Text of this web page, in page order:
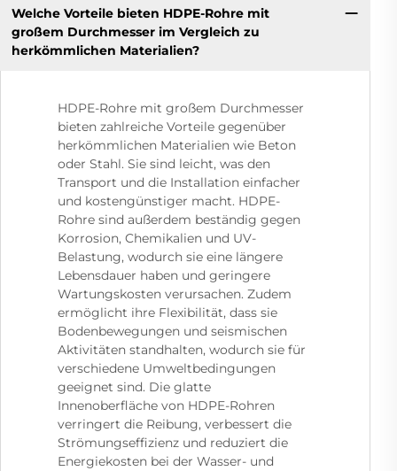
Welche Vorteile bieten HDPE-Rohre mit
großem Durchmesser im Vergleich zu
herkömmlichen Materialien?
HDPE-Rohre mit großem Durchmesser
bieten zahlreiche Vorteile gegenüber
herkömmlichen Materialien wie Beton
oder Stahl. Sie sind leicht, was den
Transport und die Installation einfacher
und kostengünstiger macht. HDPE-
Rohre sind außerdem beständig gegen
Korrosion, Chemikalien und UV-
Belastung, wodurch sie eine längere
Lebensdauer haben und geringere
Wartungskosten verursachen. Zudem
ermöglicht ihre Flexibilität, dass sie
Bodenbewegungen und seismischen
Aktivitäten standhalten, wodurch sie für
verschiedene Umweltbedingungen
geeignet sind. Die glatte
Innenoberfläche von HDPE-Rohren
verringert die Reibung, verbessert die
Strömungseffizienz und reduziert die
Energiekosten bei der Wasser- und